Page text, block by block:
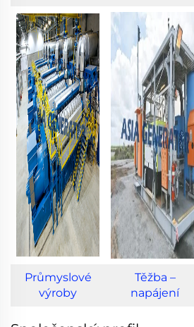
Průmyslové
výroby
Těžba –
napájení